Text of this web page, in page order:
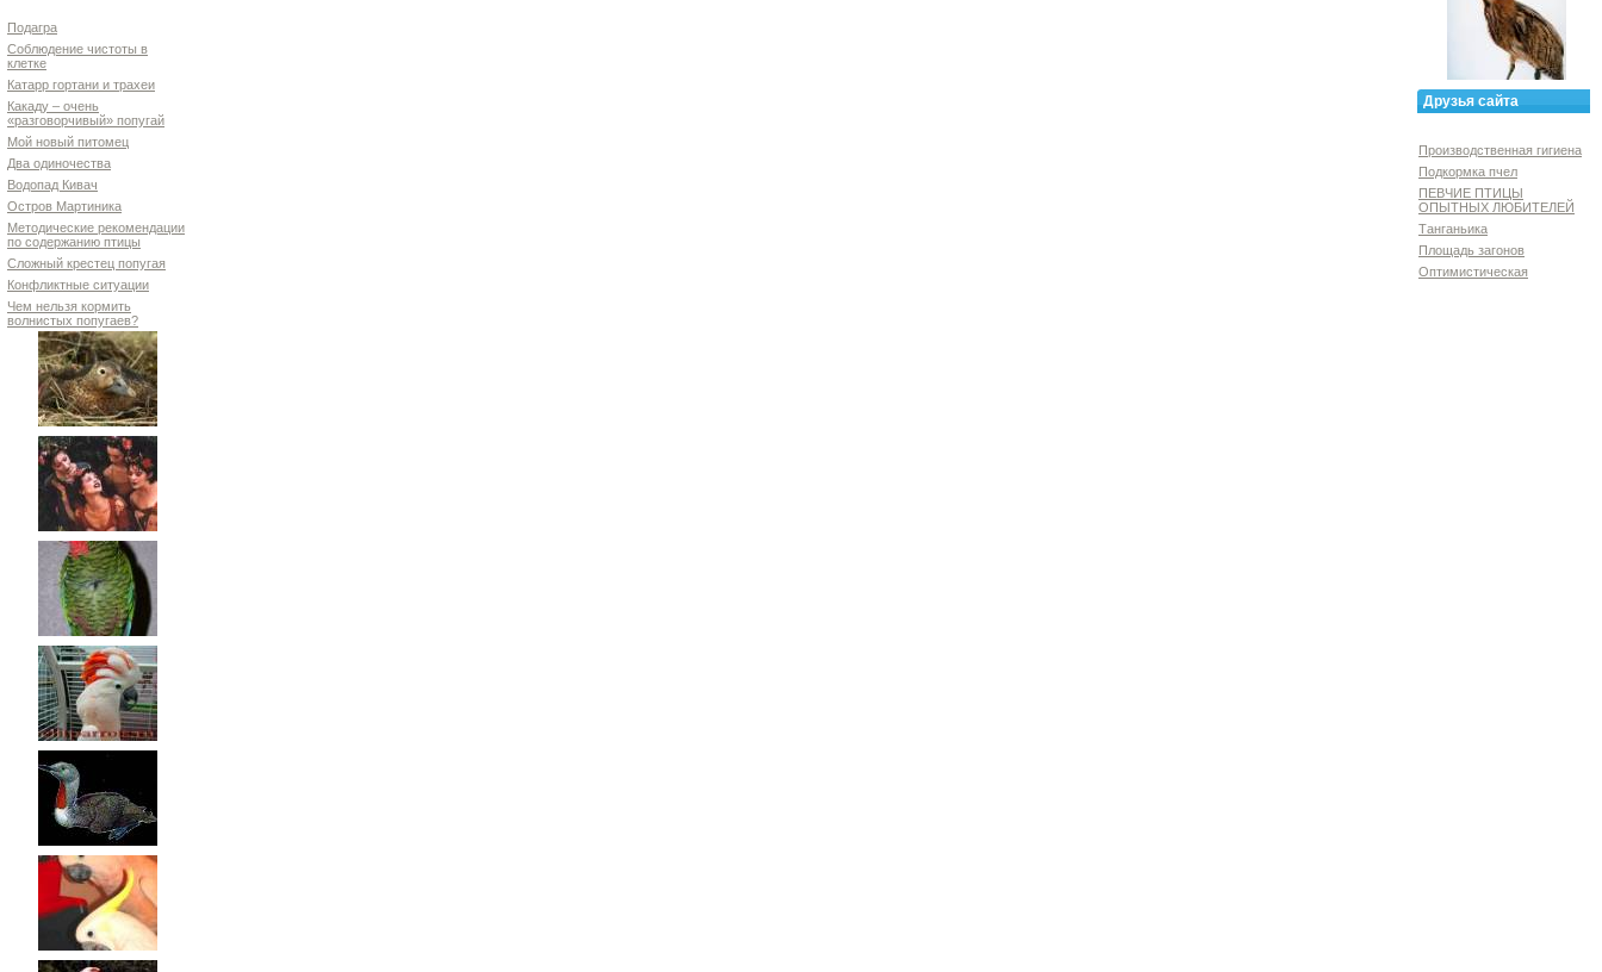
Подагра
Соблюдение чистоты в
клетке
Катарр гортани и трахеи
Какаду – очень
«разговорчивый» попугай
Мой новый питомец
Два одиночества
Водопад Кивач
Остров Мартиника
Методические рекомендации
по содержанию птицы
Сложный крестец попугая
Конфликтные ситуации
Чем нельзя кормить
волнистых попугаев?
Друзья сайта
Производственная гигиена
Подкормка пчел
ПЕВЧИЕ ПТИЦЫ
ОПЫТНЫХ ЛЮБИТЕЛЕЙ
Танганьика
Площадь загонов
Оптимистическая